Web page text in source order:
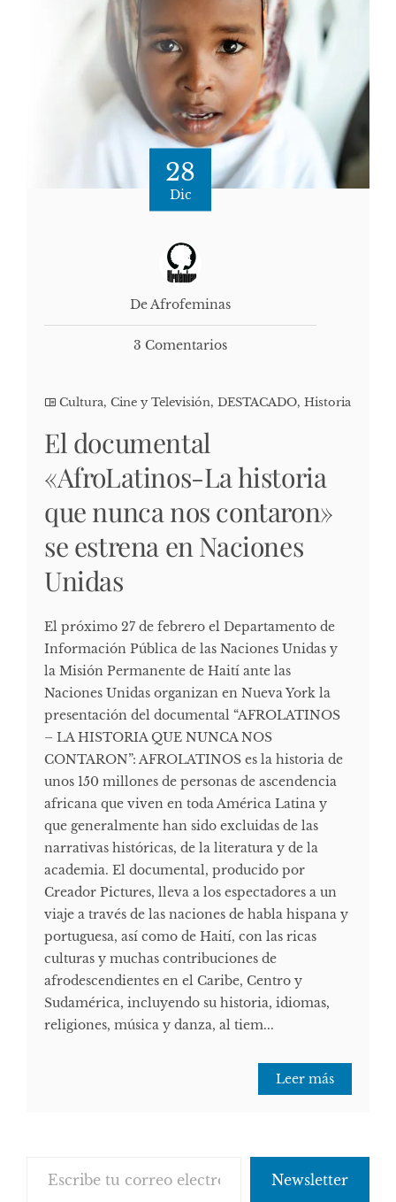
28
Dic
De Afrofeminas
3 Comentarios
Cultura, Cine y Televisión, DESTACADO, Historia
El documental
«AfroLatinos-La historia
que nunca nos contaron»
se estrena en Naciones
Unidas
El próximo 27 de febrero el Departamento de
Información Pública de las Naciones Unidas y
la Misión Permanente de Haití ante las
Naciones Unidas organizan en Nueva York la
presentación del documental “AFROLATINOS
– LA HISTORIA QUE NUNCA NOS
CONTARON”: AFROLATINOS es la historia de
unos 150 millones de personas de ascendencia
africana que viven en toda América Latina y
que generalmente han sido excluidas de las
narrativas históricas, de la literatura y de la
academia. El documental, producido por
Creador Pictures, lleva a los espectadores a un
viaje a través de las naciones de habla hispana y
portuguesa, así como de Haití, con las ricas
culturas y muchas contribuciones de
afrodescendientes en el Caribe, Centro y
Sudamérica, incluyendo su historia, idiomas,
religiones, música y danza, al tiem...
Leer más
Newsletter